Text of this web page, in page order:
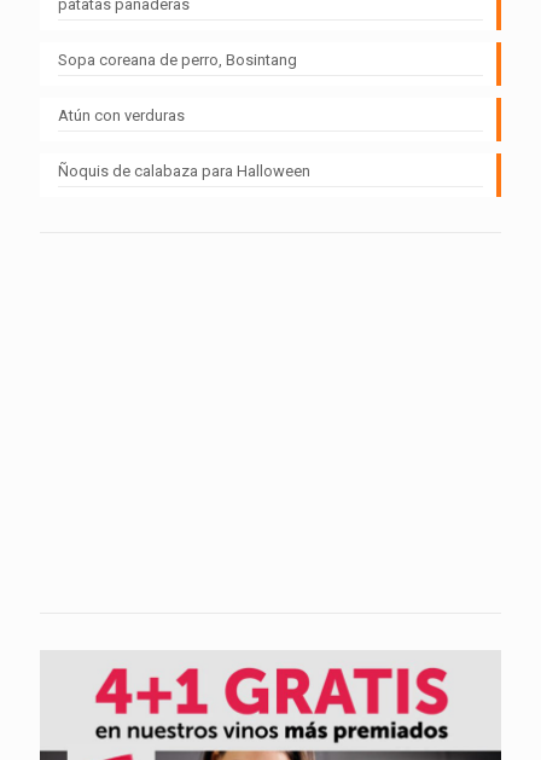
patatas panaderas
Sopa coreana de perro, Bosintang
Atún con verduras
Ñoquis de calabaza para Halloween